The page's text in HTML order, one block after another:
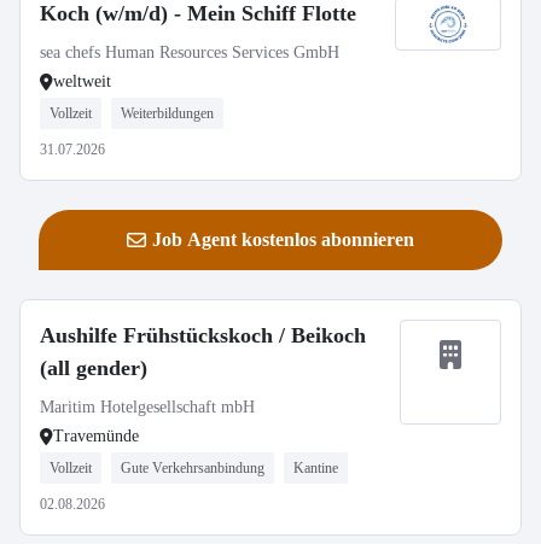
Koch (w/m/d) - Mein Schiff Flotte
sea chefs Human Resources Services GmbH
weltweit
Vollzeit Weiterbildungen
31.07.2026
Job Agent kostenlos abonnieren
Aushilfe Frühstückskoch / Beikoch
(all gender)
Maritim Hotelgesellschaft mbH
Travemünde
Vollzeit Gute Verkehrsanbindung Kantine
02.08.2026